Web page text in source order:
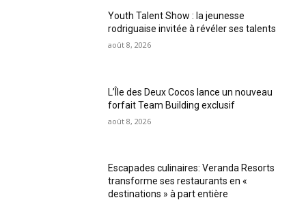
Youth Talent Show : la jeunesse
rodriguaise invitée à révéler ses talents
août 8, 2026
L’Île des Deux Cocos lance un nouveau
forfait Team Building exclusif
août 8, 2026
Escapades culinaires: Veranda Resorts
transforme ses restaurants en «
destinations » à part entière